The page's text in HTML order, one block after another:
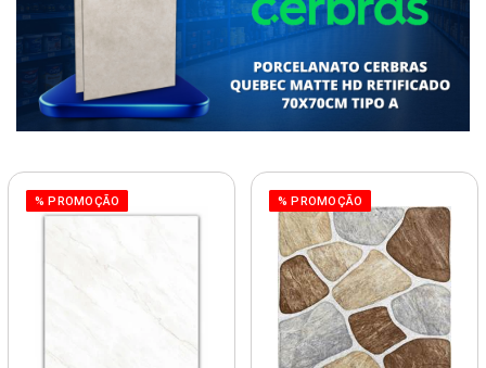
% PROMOÇÃO % PROMOÇÃO